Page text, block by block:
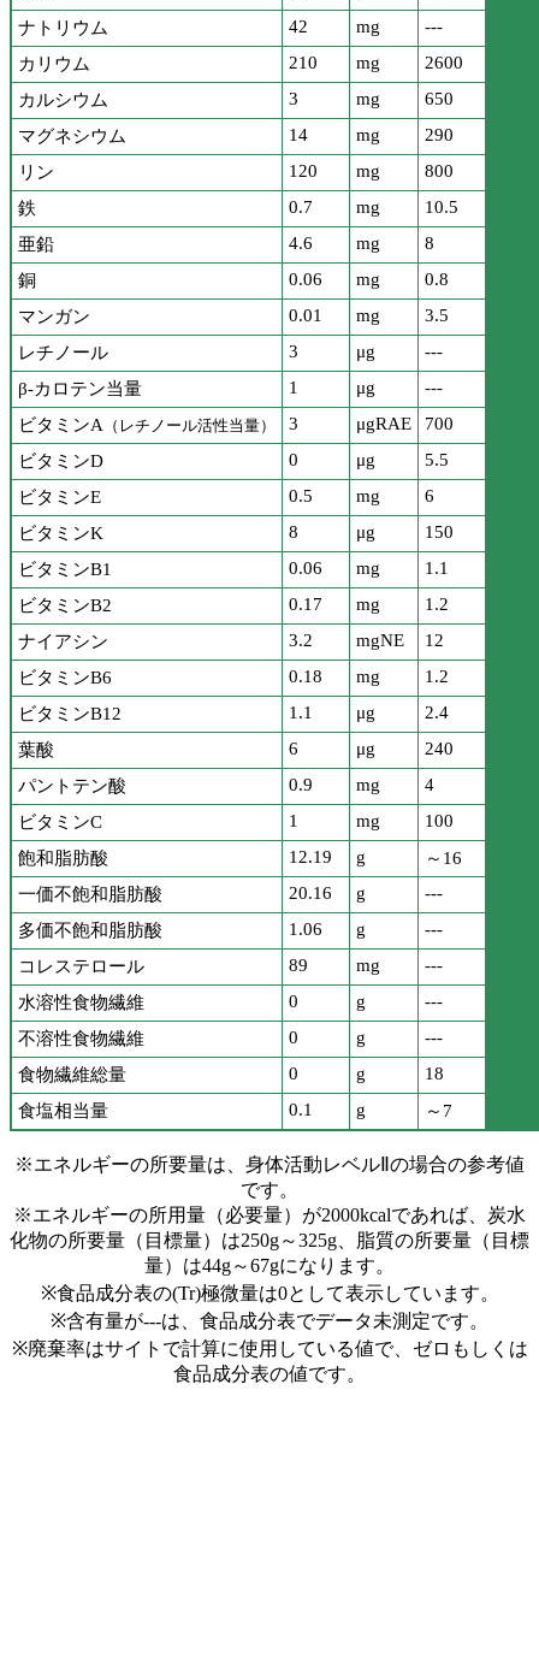
ナトリウム
42 mg
---
カリウム
210 mg
2600
カルシウム
3 mg
650
マグネシウム
14 mg
290
リン
120 mg
800
鉄
0.7 mg
10.5
亜鉛
4.6 mg
8
銅
0.06 mg
0.8
マンガン
0.01 mg
3.5
レチノール
3 μg
---
β-カロテン当量
1 μg
---
ビタミンA （レチノール活性当量） 3 μgRAE
700
ビタミンD
0 μg
5.5
ビタミンE
0.5 mg
6
ビタミンK
8 μg
150
ビタミンB1
0.06 mg
1.1
ビタミンB2
0.17 mg
1.2
ナイアシン
3.2 mgNE
12
ビタミンB6
0.18 mg
1.2
ビタミンB12
1.1 μg
2.4
葉酸
6 μg
240
パントテン酸
0.9 mg
4
ビタミンC
1 mg
100
飽和脂肪酸
12.19 g
～16
一価不飽和脂肪酸
20.16 g
---
多価不飽和脂肪酸
1.06 g
---
コレステロール
89 mg
---
水溶性食物繊維
0 g
---
不溶性食物繊維
0 g
---
食物繊維総量
0 g
18
食塩相当量
0.1 g ～7
※エネルギーの所要量は、身体活動レベルⅡの場合の参考値
です。
※エネルギーの所用量（必要量）が2000kcalであれば、炭水
化物の所要量（目標量）は250g～325g、脂質の所要量（目標
量）は44g～67gになります。
※食品成分表の(Tr)極微量は0として表示しています。
※含有量が---は、食品成分表でデータ未測定です。
※廃棄率はサイトで計算に使用している値で、ゼロもしくは
食品成分表の値です。